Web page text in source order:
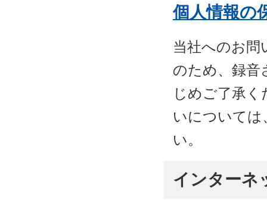
個人情報の
当社へのお問
のため、録音
じめご了承
いについては
い。
インターネ